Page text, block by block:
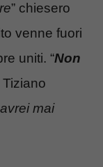
” chiesero
venne fuori
uniti. “Non
mai